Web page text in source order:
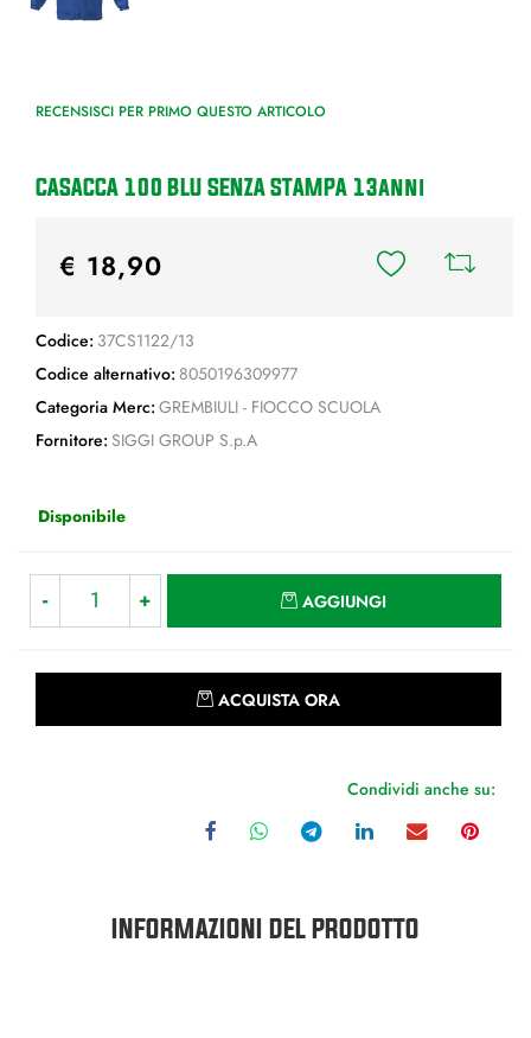
RECENSISCI PER PRIMO QUESTO ARTICOLO
CASACCA 100 BLU SENZA STAMPA 13anni
€ 18,90
Codice: 37CS1122/13
Codice alternativo: 8050196309977
Categoria Merc: GREMBIULI - FIOCCO SCUOLA
Fornitore: SIGGI GROUP S.p.A
Disponibile
AGGIUNGI
ACQUISTA ORA
Condividi anche su:
INFORMAZIONI DEL PRODOTTO